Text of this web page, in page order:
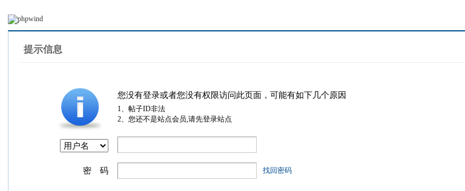
提示信息
您没有登录或者您没有权限访问此页面，可能有如下几个原因
1、帖子ID非法
2、您还不是站点会员,请先登录站点
密 码 找回密码